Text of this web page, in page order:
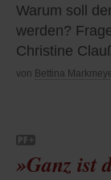
Warum soll
werden?
Christine
von Bettina
»Ganz ist